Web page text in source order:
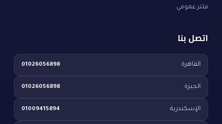
فلتر عمومي
اتصل بنا
القاهرة 01026056898
الجيزة 01026056898
الإسكندرية 01009415894